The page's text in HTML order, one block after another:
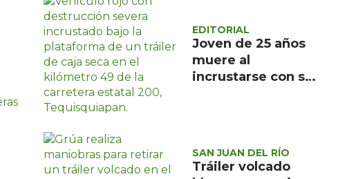
EDITORIAL
Joven de 25 años
muere al
incrustarse con su
Tequisquiapan
SAN JUAN DEL RÍO
Tráiler volcado